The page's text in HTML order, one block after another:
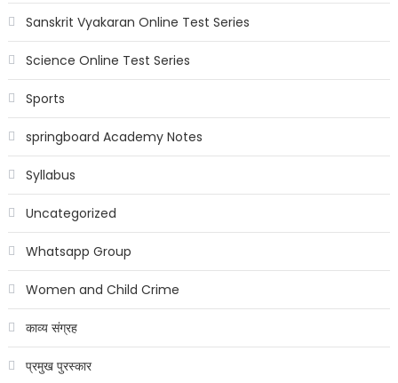
Sanskrit Vyakaran Online Test Series
Science Online Test Series
Sports
springboard Academy Notes
Syllabus
Uncategorized
Whatsapp Group
Women and Child Crime
काव्य संग्रह
प्रमुख पुरस्कार